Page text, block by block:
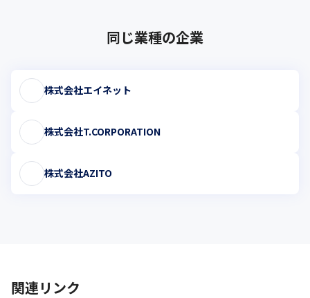
同じ業種の企業
株式会社エイネット
株式会社T.CORPORATION
株式会社AZITO
関連リンク